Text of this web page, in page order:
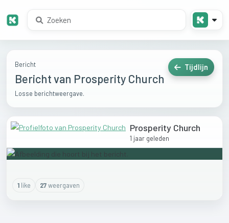
Bericht
Bericht van Prosperity Church
Losse berichtweergave.
Tijdlijn
Prosperity Church
1 jaar geleden
1like 27weergaven